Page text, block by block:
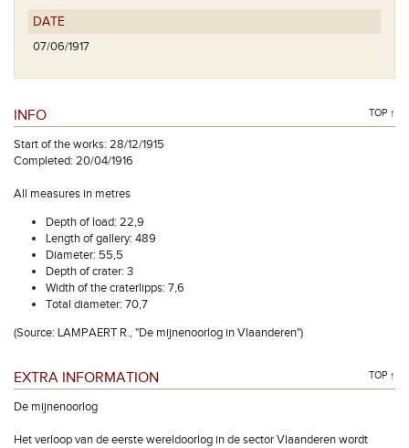
DATE
07/06/1917
INFO TOP ↑
Start of the works: 28/12/1915
Completed: 20/04/1916
All measures in metres
Depth of load: 22,9
Length of gallery: 489
Diameter: 55,5
Depth of crater: 3
Width of the craterlipps: 7,6
Total diameter: 70,7
(Source: LAMPAERT R., "De mijnenoorlog in Vlaanderen")
EXTRA INFORMATION TOP ↑
De mijnenoorlog
Het verloop van de eerste wereldoorlog in de sector Vlaanderen wordt